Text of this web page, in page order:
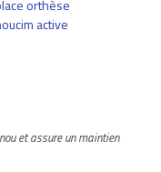
et assure un maintien